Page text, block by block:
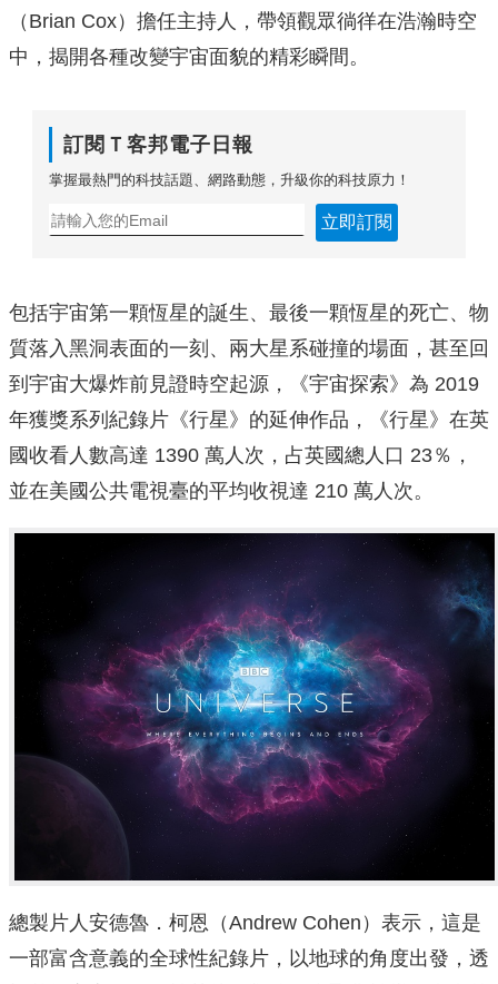
（Brian Cox）擔任主持人，帶領觀眾徜徉在浩瀚時空
中，揭開各種改變宇宙面貌的精彩瞬間。
訂閱Ｔ客邦電子日報
掌握最熱門的科技話題、網路動態，升級你的科技原力！
立即訂閱
包括宇宙第一顆恆星的誕生、最後一顆恆星的死亡、物
質落入黑洞表面的一刻、兩大星系碰撞的場面，甚至回
到宇宙大爆炸前見證時空起源，《宇宙探索》為 2019
年獲獎系列紀錄片《行星》的延伸作品，《行星》在英
國收看人數高達 1390 萬人次，占英國總人口 23％，
並在美國公共電視臺的平均收視達 210 萬人次。
總製片人安德魯．柯恩（Andrew Cohen）表示，這是
一部富含意義的全球性紀錄片，以地球的角度出發，透